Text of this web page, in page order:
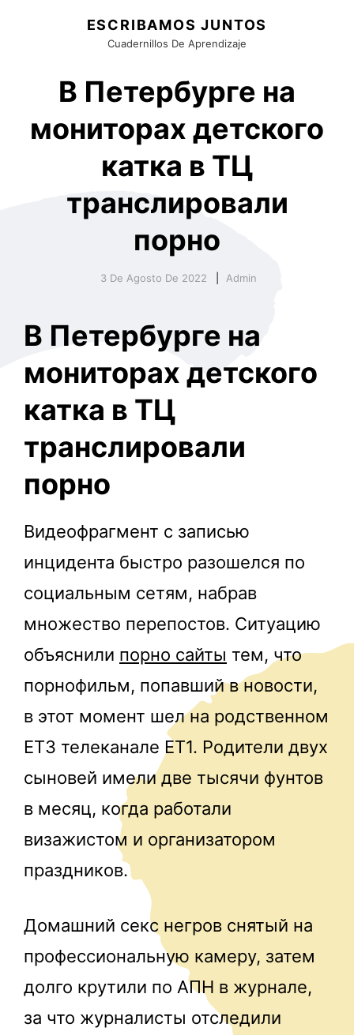
ESCRIBAMOS JUNTOS
Cuadernillos De Aprendizaje
В Петербурге на
мониторах детского
катка в ТЦ
транслировали
порно
3 De Agosto De 2022 Admin
В Петербурге на
мониторах детского
катка в ТЦ
транслировали
порно
Видеофрагмент с записью
инцидента быстро разошелся по
социальным сетям, набрав
множество перепостов. Ситуацию
объяснили порно сайты тем, что
порнофильм, попавший в новости,
в этот момент шел на родственном
ET3 телеканале ET1. Родители двух
сыновей имели две тысячи фунтов
в месяц, когда работали
визажистом и организатором
праздников.
Домашний секс негров снятый на
профессиональную камеру, затем
долго крутили по АПН в журнале,
за что журналисты отследили